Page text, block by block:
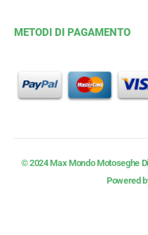
METODI DI PAGAMENTO
© 2024 Max Mondo Motoseghe
Powered